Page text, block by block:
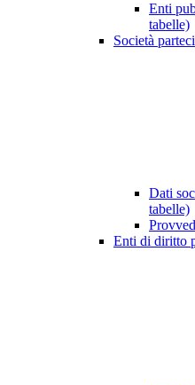
Enti
tabelle)
Società
Dati
tabelle)
Enti di diritto